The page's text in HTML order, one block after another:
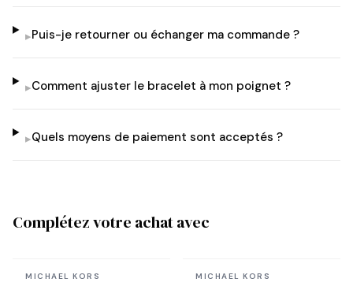
▸Puis-je retourner ou échanger ma commande ?
▸Comment ajuster le bracelet à mon poignet ?
▸Quels moyens de paiement sont acceptés ?
Complétez votre achat avec
En stock
MICHAEL KORS En stock
MICHAEL KORS